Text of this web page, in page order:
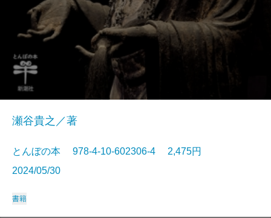
瀬谷貴之／著
とんぼの本 978-4-10-602306-4 2,475円
2024/05/30
書籍